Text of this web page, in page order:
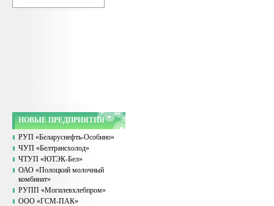
НОВЫЕ ПРЕДПРИЯТИЯ
РУП «Беларуснефть-Особино»
ЧУП «Белтрансхолод»
ЧТУП «ЮТЭК-Бел»
ОАО «Полоцкий молочный
комбинат»
РУПП «Могилевхлебпром»
ООО «ГСМ-ПАК»